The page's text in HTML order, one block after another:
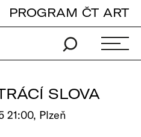
PROGRAM ČT ART
SLOVA
21:00, Plzeň